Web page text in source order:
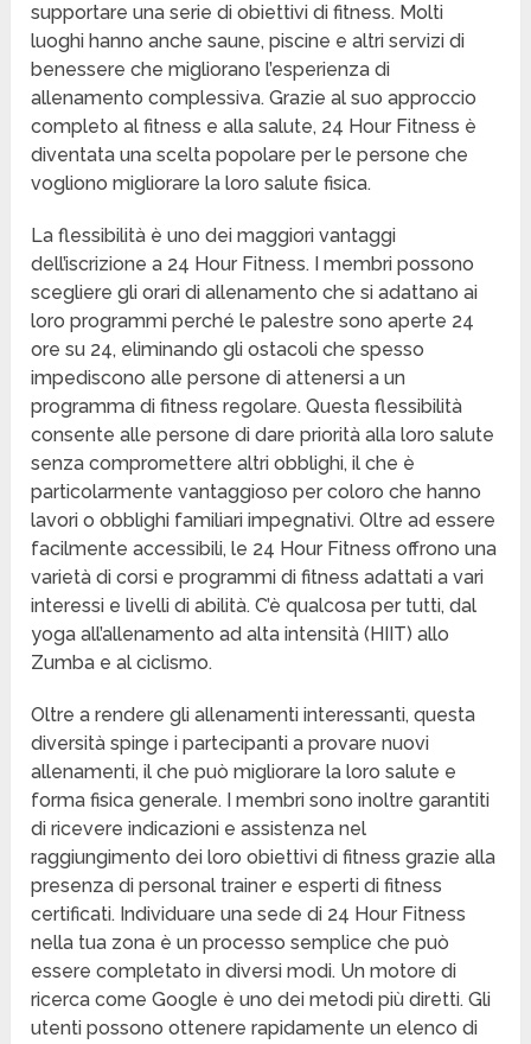
supportare una serie di obiettivi di fitness. Molti
luoghi hanno anche saune, piscine e altri servizi di
benessere che migliorano l’esperienza di
allenamento complessiva. Grazie al suo approccio
completo al fitness e alla salute, 24 Hour Fitness è
diventata una scelta popolare per le persone che
vogliono migliorare la loro salute fisica.
La flessibilità è uno dei maggiori vantaggi
dell’iscrizione a 24 Hour Fitness. I membri possono
scegliere gli orari di allenamento che si adattano ai
loro programmi perché le palestre sono aperte 24
ore su 24, eliminando gli ostacoli che spesso
impediscono alle persone di attenersi a un
programma di fitness regolare. Questa flessibilità
consente alle persone di dare priorità alla loro salute
senza compromettere altri obblighi, il che è
particolarmente vantaggioso per coloro che hanno
lavori o obblighi familiari impegnativi. Oltre ad essere
facilmente accessibili, le 24 Hour Fitness offrono una
varietà di corsi e programmi di fitness adattati a vari
interessi e livelli di abilità. C’è qualcosa per tutti, dal
yoga all’allenamento ad alta intensità (HIIT) allo
Zumba e al ciclismo.
Oltre a rendere gli allenamenti interessanti, questa
diversità spinge i partecipanti a provare nuovi
allenamenti, il che può migliorare la loro salute e
forma fisica generale. I membri sono inoltre garantiti
di ricevere indicazioni e assistenza nel
raggiungimento dei loro obiettivi di fitness grazie alla
presenza di personal trainer e esperti di fitness
certificati. Individuare una sede di 24 Hour Fitness
nella tua zona è un processo semplice che può
essere completato in diversi modi. Un motore di
ricerca come Google è uno dei metodi più diretti. Gli
utenti possono ottenere rapidamente un elenco di